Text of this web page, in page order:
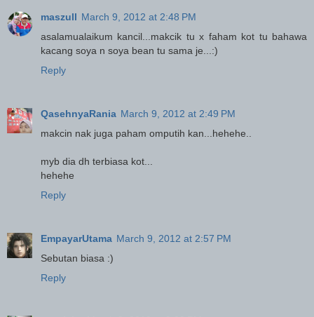
maszull March 9, 2012 at 2:48 PM
asalamualaikum kancil...makcik tu x faham kot tu bahawa
kacang soya n soya bean tu sama je...:)
Reply
QasehnyaRania March 9, 2012 at 2:49 PM
makcin nak juga paham omputih kan...hehehe..
myb dia dh terbiasa kot...
hehehe
Reply
EmpayarUtama March 9, 2012 at 2:57 PM
Sebutan biasa :)
Reply